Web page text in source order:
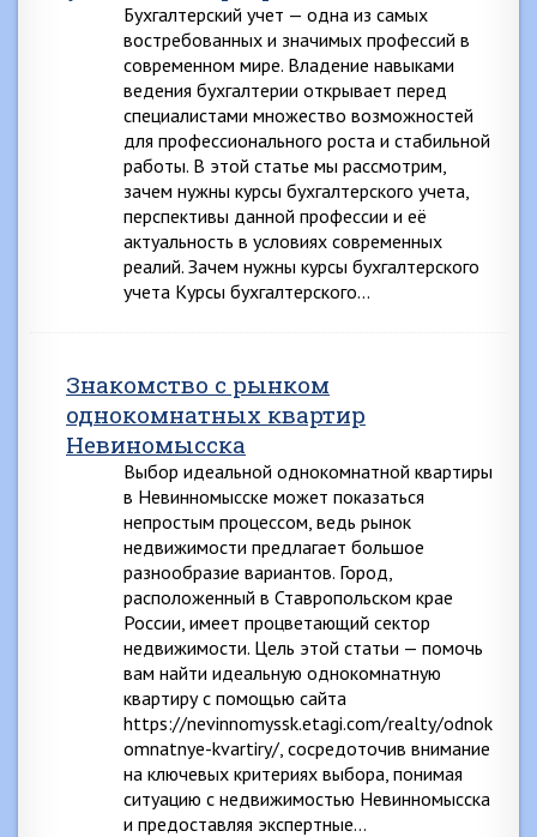
Бухгалтерский учет — одна из самых
востребованных и значимых профессий в
современном мире. Владение навыками
ведения бухгалтерии открывает перед
специалистами множество возможностей
для профессионального роста и стабильной
работы. В этой статье мы рассмотрим,
зачем нужны курсы бухгалтерского учета,
перспективы данной профессии и её
актуальность в условиях современных
реалий. Зачем нужны курсы бухгалтерского
учета Курсы бухгалтерского…
Знакомство с рынком
однокомнатных квартир
Невиномысска
Выбор идеальной однокомнатной квартиры
в Невинномысске может показаться
непростым процессом, ведь рынок
недвижимости предлагает большое
разнообразие вариантов. Город,
расположенный в Ставропольском крае
России, имеет процветающий сектор
недвижимости. Цель этой статьи — помочь
вам найти идеальную однокомнатную
квартиру с помощью сайта
https://nevinnomyssk.etagi.com/realty/odnok
omnatnye-kvartiry/, сосредоточив внимание
на ключевых критериях выбора, понимая
ситуацию с недвижимостью Невинномысска
и предоставляя экспертные…